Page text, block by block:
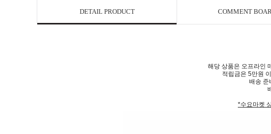
DETAIL PRODUCT COMMENT
해당 상품은 오프라인
적립금은 5만원
배송 준
*수요마켓